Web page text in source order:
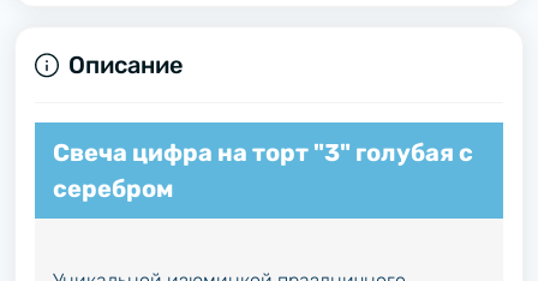
Описание
Свеча цифра на торт "3" голубая с
серебром